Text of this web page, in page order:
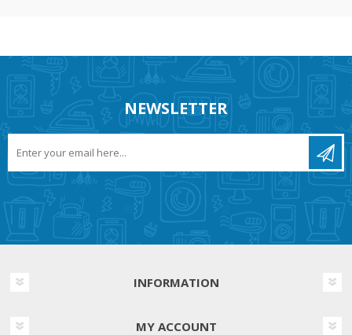
NEWSLETTER
INFORMATION
MY ACCOUNT